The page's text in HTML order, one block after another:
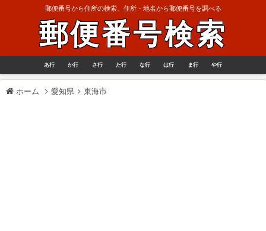
郵便番号から住所の検索、住所・地名から郵便番号を調べる
郵便番号検索
あ行 か行 さ行 た行 な行 は行 ま行 や行
ホーム 愛知県 東海市